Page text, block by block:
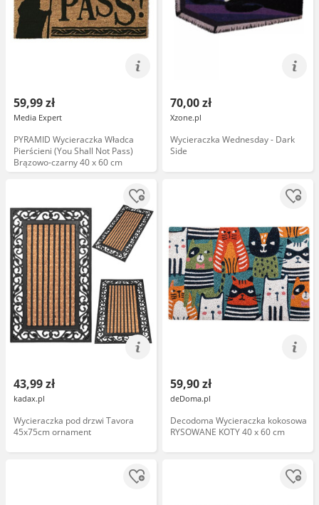
59,99 zł
Media Expert
PYRAMID Wycieraczka Władca
Pierścieni (You Shall Not Pass)
Brązowo-czarny 40 x 60 cm
70,00 zł
Xzone.pl
Wycieraczka Wednesday - Dark
Side
43,99 zł
kadax.pl
Wycieraczka pod drzwi Tavora
45x75cm ornament
59,90 zł
deDoma.pl
Decodoma Wycieraczka kokosowa
RYSOWANE KOTY 40 x 60 cm